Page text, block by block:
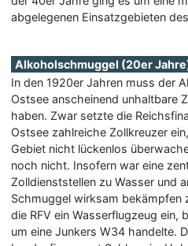
abgelegenen Einsatzgebieten
Alkoholschmuggel (20er
In den 1920er Jahren muss der
Ostsee anscheinend unhaltbare
haben. Zwar setzte die
Ostsee zahlreiche Zollkreuzer
Gebiet nicht lückenlos
noch nicht. Insofern war eine
Zolldienststellen zu Wasser und
Schmuggel wirksam bekämpfen
die RFV ein Wasserflugzeug ein,
um eine Junkers W34 handelte.